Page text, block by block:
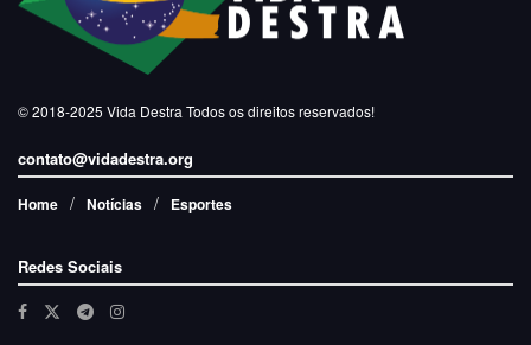
© 2018-2025 Vida Destra Todos os direitos reservados!
contato@vidadestra.org
Home Notícias Esportes
Redes Sociais